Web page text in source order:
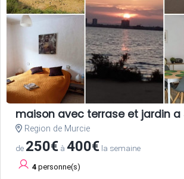
maison avec terrase et jardin
Region de Murcie
de 250€ à 400€ la semaine
4 personne(s)